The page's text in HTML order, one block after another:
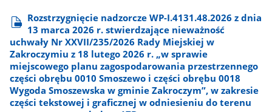
Rozstrzygnięcie nadzorcze WP-I.4131.48.2026 z dnia
13 marca 2026 r. stwierdzające nieważność
uchwały Nr XXVII/235/2026 Rady Miejskiej w
Zakroczymiu z 18 lutego 2026 r. „w sprawie
miejscowego planu zagospodarowania przestrzennego
części obrębu 0010 Smoszewo i części obrębu 0018
Wygoda Smoszewska w gminie Zakroczym”, w zakresie
części tekstowej i graficznej w odniesieniu do terenu